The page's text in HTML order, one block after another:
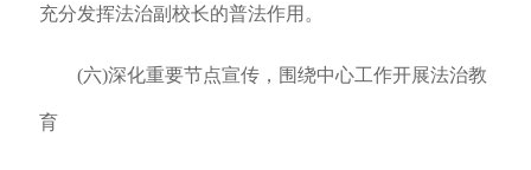
充分发挥法治副校长的普法作用。
(六)深化重要节点宣传，围绕中心工作开展法治教
育